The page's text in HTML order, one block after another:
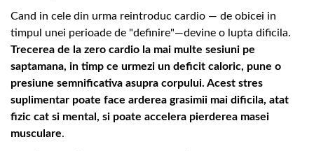
Cand in cele din urma reintroduc cardio — de obicei in
timpul unei perioade de "definire"—devine o lupta dificila.
Trecerea de la zero cardio la mai multe sesiuni pe
saptamana, in timp ce urmezi un deficit caloric, pune o
presiune semnificativa asupra corpului. Acest stres
suplimentar poate face arderea grasimii mai dificila, atat
fizic cat si mental, si poate accelera pierderea masei
musculare.